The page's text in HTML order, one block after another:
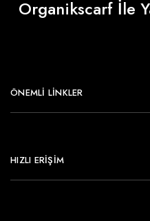
Organikscarf İle
ÖNEMLI LINKLER
HIZLI ERİŞİM